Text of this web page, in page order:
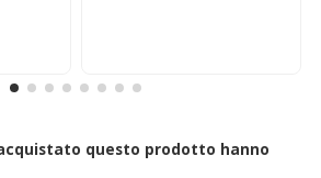
questo prodotto hanno